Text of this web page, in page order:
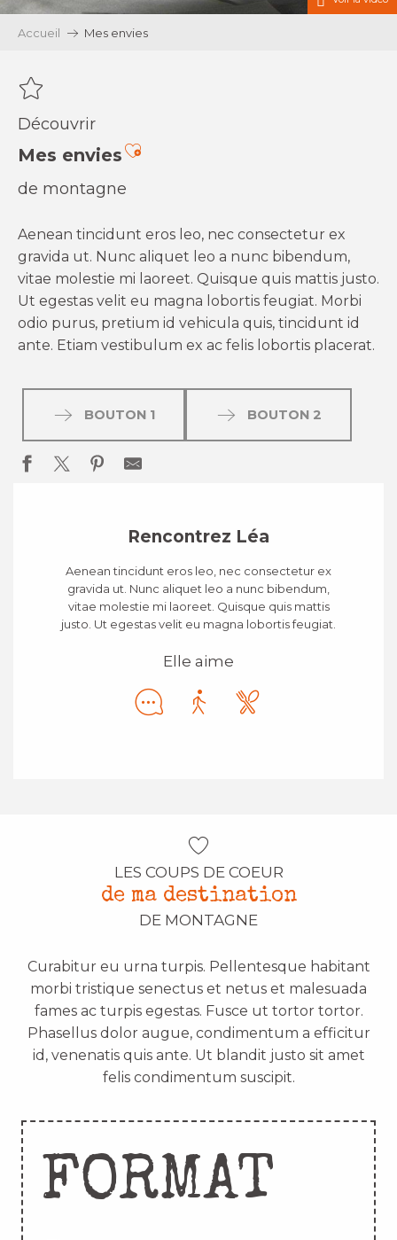
Accueil Mes envies
Découvrir
Mes enviesAjouter aux favoris
de montagne
Aenean tincidunt eros leo, nec consectetur ex
gravida ut. Nunc aliquet leo a nunc bibendum,
vitae molestie mi laoreet. Quisque quis mattis justo.
Ut egestas velit eu magna lobortis feugiat. Morbi
odio purus, pretium id vehicula quis, tincidunt id
ante. Etiam vestibulum ex ac felis lobortis placerat.
BOUTON 1 BOUTON 2
Rencontrez Léa
Aenean tincidunt eros leo, nec consectetur ex
gravida ut. Nunc aliquet leo a nunc bibendum,
vitae molestie mi laoreet. Quisque quis mattis
justo. Ut egestas velit eu magna lobortis feugiat.
Elle aime
LES COUPS DE COEUR
de ma destination
DE MONTAGNE
Curabitur eu urna turpis. Pellentesque habitant
morbi tristique senectus et netus et malesuada
fames ac turpis egestas. Fusce ut tortor tortor.
Phasellus dolor augue, condimentum a efficitur
id, venenatis quis ante. Ut blandit justo sit amet
felis condimentum suscipit.
FORMAT